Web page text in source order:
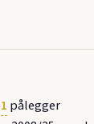
pålegger